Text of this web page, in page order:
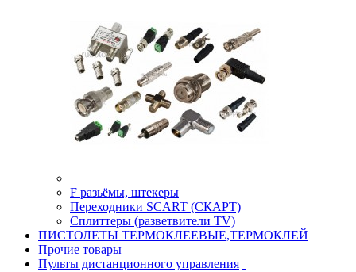
F разьёмы, штекеры
Переходники SCART (СКАРТ)
Сплиттеры (разветвители TV)
ПИСТОЛЕТЫ ТЕРМОКЛЕЕВЫЕ,ТЕРМОКЛЕЙ
Прочие товары
Пульты дистанционного управления